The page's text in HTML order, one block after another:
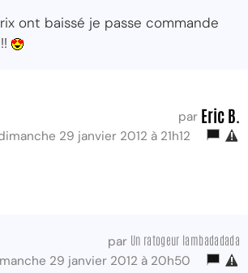
ont baissé je passe commande
par Eric B.
29 janvier 2012 à 21h12
par Un ratogeur lambadadada
29 janvier 2012 à 20h50